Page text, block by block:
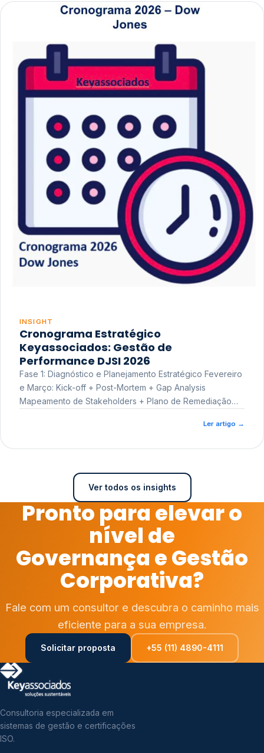
INSIGHT
Cronograma Estratégico
Keyassociados: Gestão de
Performance DJSI 2026
Fase 1: Diagnóstico e Planejamento Estratégico Fevereiro
e Março: Kick-off + Post-Mortem + Gap Analysis
Mapeamento de Stakeholders + Plano de Remediação
Ler artigo →
Ver todos os insights
Pronto para elevar o
nível de
Governança e Gestão
Corporativa?
Fale com um consultor e descubra o caminho mais
eficiente para a sua empresa.
Solicitar proposta +55 (11) 4890-4111
Consultoria especializada em
sistemas de gestão e certificações
ISO.